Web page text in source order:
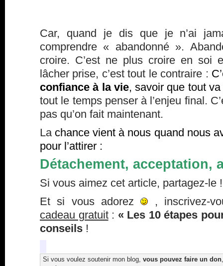
Car, quand je dis que je n’ai
comprendre « abandonné ».
croire. C’est ne plus croire en soi
lâcher prise, c’est tout le contraire :
confiance à la vie, savoir que tout va
tout le temps penser à l’enjeu final.
pas qu’on fait maintenant.
La chance vient à nous quand nous
pour l’attirer :
Détachement, acceptation,
Si vous aimez cet article, partagez-le !
Et si vous adorez
, inscrivez-
cadeau gratuit: « Les 10 étapes
conseils !
Si vous voulez soutenir mon blog, vous pouvez faire un don